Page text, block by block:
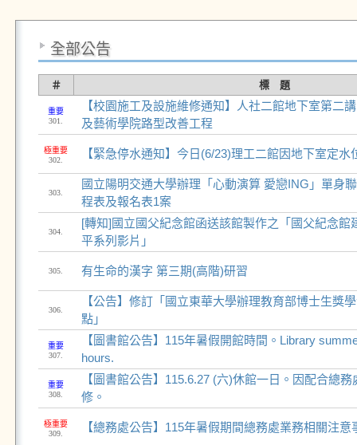
全部公告
＃ 標 題
重要
301.
【校園施工及設施維修通知】人社二館地下室第二
及藝術學院路型改善工程
極重要
302.
【緊急停水通知】今日(6/23)理工二館因地下室定水
303.
國立陽明交通大學辦理「心動演算 愛戀ING」單身
程表及報名表1案
304.
[轉知]國立國父紀念館函送該館製作之「國父紀念館
平系列影片」
305. 有生命的漢字 第三期(高階)研習
306.
【公告】修訂「國立東華大學辦理教育部博士生獎
點」
重要
307.
【圖書館公告】115年暑假開館時間。Library
hours.
重要
308.
【圖書館公告】115.6.27 (六)休館一日。因配合總
修。
極重要
309.
【總務處公告】115年暑假期間總務處業務相關注意